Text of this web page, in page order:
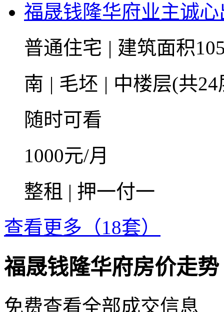
福晟钱隆华府业主诚心
普通住宅 | 建筑面积
南 | 毛坯 | 中楼层(共
随时可看
1000元/月
整租 | 押一付一
查看更多（18套）
福晟钱隆华府房价走势
免费查看全部成交信息